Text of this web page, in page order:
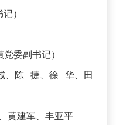
）
委副书记）
、陈 捷、徐 华、田
黄建军、丰亚平